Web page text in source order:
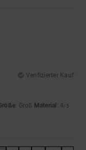
Verifizierter Kauf
: Groß Material : 4/5